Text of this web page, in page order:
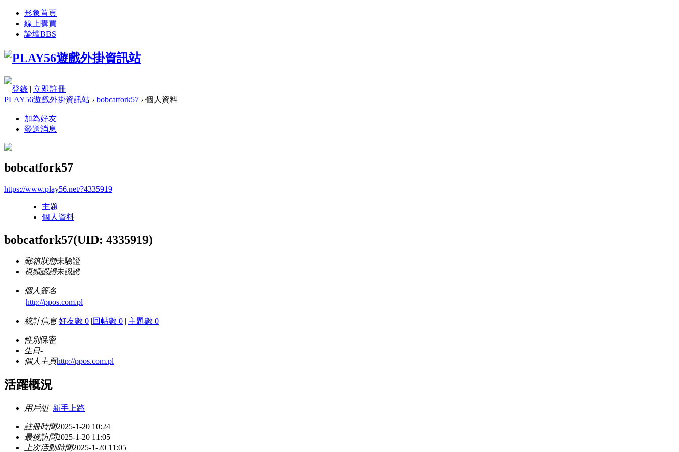
形象首頁
線上購買
論壇BBS
登錄 | 立即註冊
PLAY56遊戲外掛資訊站 › bobcatfork57 › 個人資料
加為好友
發送消息
bobcatfork57
https://www.play56.net/?4335919
主題
個人資料
bobcatfork57(UID: 4335919)
郵箱狀態未驗證
視頻認證未認證
個人簽名
http://ppos.com.pl
統計信息 好友數 0 |回帖數 0 | 主題數 0
性別保密
生日-
個人主頁http://ppos.com.pl
活躍概況
用戶組 新手上路
註冊時間2025-1-20 10:24
最後訪問2025-1-20 11:05
上次活動時間2025-1-20 11:05